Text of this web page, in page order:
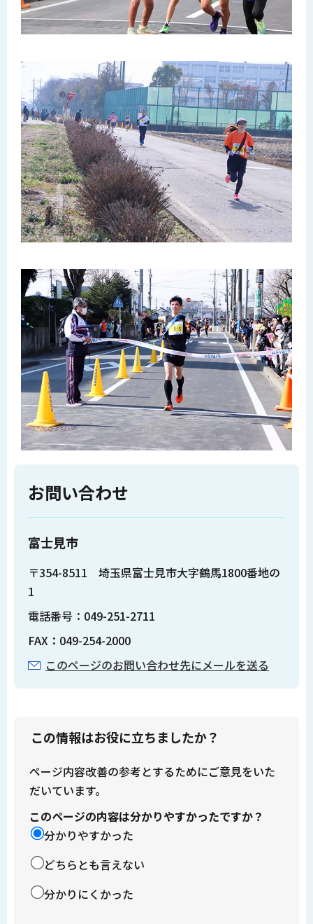
お問い合わせ
富士見市
〒354-8511 埼玉県富士見市大字鶴馬1800番地の
1
電話番号：049-251-2711
FAX：049-254-2000
このページのお問い合わせ先にメールを送る
この情報はお役に立ちましたか？
ページ内容改善の参考とするためにご意見をいた
だいています。
このページの内容は分かりやすかったですか？
分かりやすかった
どちらとも言えない
分かりにくかった